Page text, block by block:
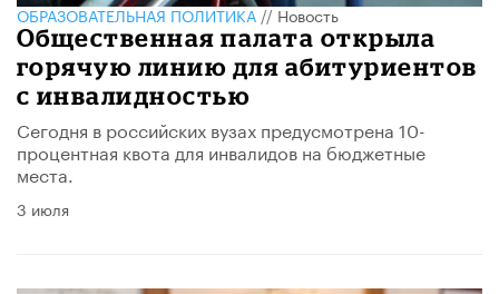
ОБРАЗОВАТЕЛЬНАЯ ПОЛИТИКА//Новость
Общественная палата открыла
горячую линию для абитуриентов
с инвалидностью
Сегодня в российских вузах предусмотрена 10-
процентная квота для инвалидов на бюджетные
места.
3 июля